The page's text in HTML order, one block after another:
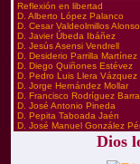
·Reflexión en libertad
·D. Alberto López Palanco
·D. Cesar Valdeolmillos Alonso
·D. Javier Úbeda Ibáñez
·D. Jesús Asensi Vendrell
·D. Desiderio Parrilla Martínez
·D. Diego Quiñones Estévez
·D. Pedro Luis Llera Vázquez
·D. Jorge Hernández Mollar
·D. Francisco Rodríguez
·D. José Antonio Pineda
·D. Pepita Taboada Jaén
·D. José Manuel González
Dios